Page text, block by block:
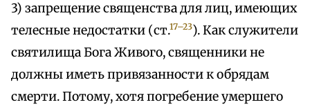
3) запрещение священства для лиц, имеющих
телесные недостатки (ст.17–23). Как служители
святилища Бога Живого, священники не
должны иметь привязанности к обрядам
смерти. Потому, хотя погребение умершего